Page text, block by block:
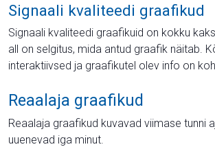
Signaali kvaliteedi graafikud
Signaali kvaliteedi graafikuid on kokku
all on selgitus, mida antud graafik näitab.
interaktiivsed ja graafikutel olev info on
Reaalaja graafikud
Reaalaja graafikud kuvavad viimase tunni
uuenevad iga minut.